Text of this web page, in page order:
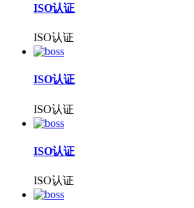
ISO认证
ISO认证
ISO认证
ISO认证
ISO认证
ISO认证